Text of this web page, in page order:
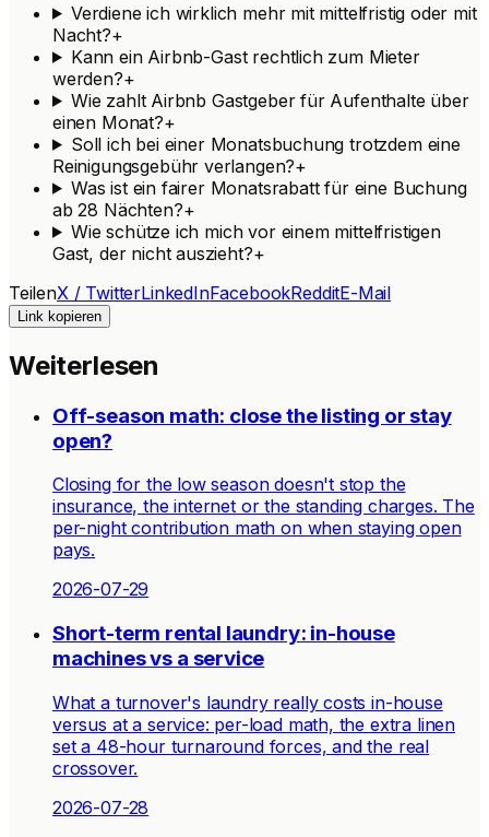
Verdiene ich wirklich mehr mit mittelfristig oder mit
Nacht?+
Kann ein Airbnb-Gast rechtlich zum Mieter
werden?+
Wie zahlt Airbnb Gastgeber für Aufenthalte über
einen Monat?+
Soll ich bei einer Monatsbuchung trotzdem eine
Reinigungsgebühr verlangen?+
Was ist ein fairer Monatsrabatt für eine Buchung
ab 28 Nächten?+
Wie schütze ich mich vor einem mittelfristigen
Gast, der nicht auszieht?+
TeilenX / TwitterLinkedInFacebookRedditE-Mail
Link kopieren
Weiterlesen
Off-season math: close the listing or stay
open?
Closing for the low season doesn't stop the
insurance, the internet or the standing charges. The
per-night contribution math on when staying open
pays.
2026-07-29
Short-term rental laundry: in-house
machines vs a service
What a turnover's laundry really costs in-house
versus at a service: per-load math, the extra linen
set a 48-hour turnaround forces, and the real
crossover.
2026-07-28